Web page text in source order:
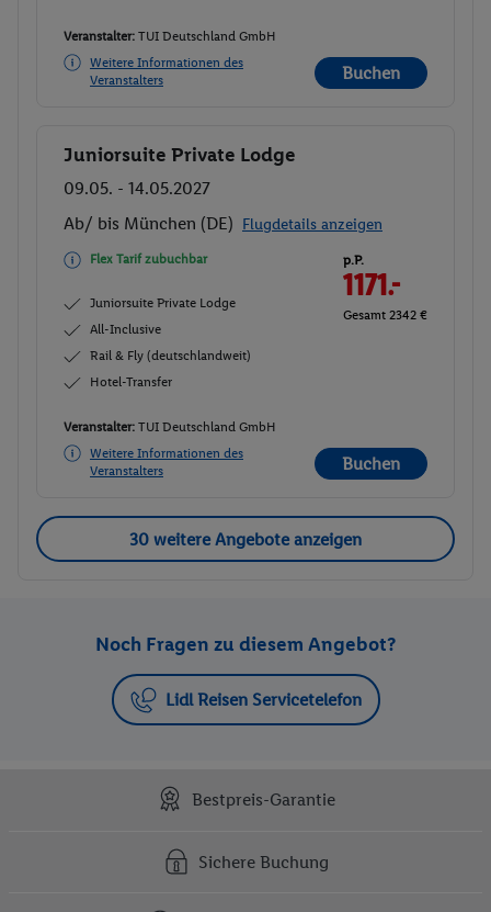
Veranstalter: TUI Deutschland GmbH
Weitere Informationen des
Veranstalters
Buchen
Buchen
Juniorsuite Private Lodge
09.05. - 14.05.2027
Ab/ bis München (DE) Flugdetails anzeigen
Flex Tarif zubuchbar
Juniorsuite Private Lodge
All-Inclusive
Rail & Fly (deutschlandweit)
Hotel-Transfer
p.P.
1171.-
Gesamt 2342 €
Veranstalter: TUI Deutschland GmbH
Weitere Informationen des
Veranstalters
Buchen
30 weitere Angebote anzeigen
Noch Fragen zu diesem Angebot?
Lidl Reisen Servicetelefon
Bestpreis-Garantie
Sichere Buchung